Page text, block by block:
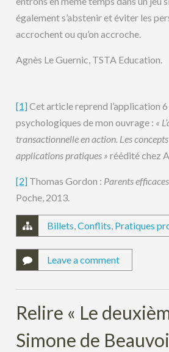
également s’abstenir et éviter les
accrochent ou qu’on accroche.
Agnès Le Guernic, TSTA Education.
[1]Cet article reprend l’application 6
psychologiques de mon ouvrage : «
transactionnelle en action. Les
applications pratiques » réédité chez
[2] Thomas Gordon : Parents efficaces
Poche, 2013.
Billets,Conflits, Pratiques
Leave a comment
Relire « Le
Simone de